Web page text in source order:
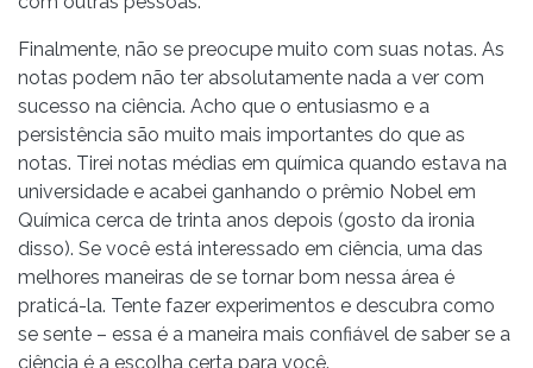
Finalmente, não se preocupe muito com suas notas. As
notas podem não ter absolutamente nada a ver com
sucesso na ciência. Acho que o entusiasmo e a
persistência são muito mais importantes do que as
notas. Tirei notas médias em química quando estava na
universidade e acabei ganhando o prêmio Nobel em
Química cerca de trinta anos depois (gosto da ironia
disso). Se você está interessado em ciência, uma das
melhores maneiras de se tornar bom nessa área é
praticá-la. Tente fazer experimentos e descubra como
se sente – essa é a maneira mais confiável de saber se a
ciência é a escolha certa para você.